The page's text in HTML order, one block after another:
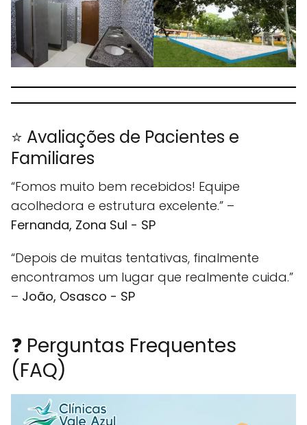
⭐ Avaliações de Pacientes e
Familiares
“Fomos muito bem recebidos! Equipe
acolhedora e estrutura excelente.” –
Fernanda, Zona Sul - SP
“Depois de muitas tentativas, finalmente
encontramos um lugar que realmente cuida.”
– João, Osasco - SP
❓ Perguntas Frequentes
(FAQ)